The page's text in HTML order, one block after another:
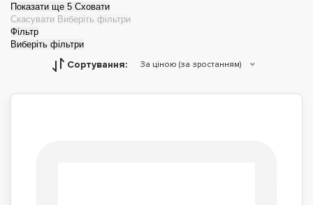
Показати ще 5 Сховати
Скасувати Виберіть фільтри
Фільтр
Виберіть фільтри
Сортування: За ціною (за зростанням)